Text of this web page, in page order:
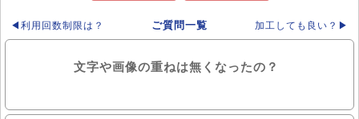
◀利用回数制限は？ ご質問一覧 加工しても良い？▶
文字や画像の重ねは無くなったの？